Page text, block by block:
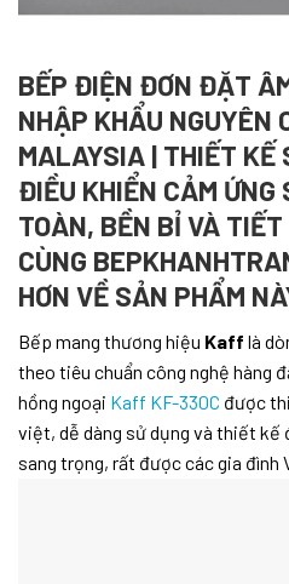
BẾP ĐIỆN ĐƠN ĐẶT
NHẬP KHẨU NGUYÊN
MALAYSIA | THIẾT KẾ
ĐIỀU KHIỂN CẢM ỨNG
TOÀN, BỀN BỈ VÀ
CÙNG
HƠN VỀ SẢN PHẨM
Bếp mang thương hiệu Kaff là
theo tiêu chuẩn công nghệ hàng
hồng ngoại Kaff KF-330C được
việt, dễ dàng sử dụng và thiết kế
sang trọng, rất được các gia đình